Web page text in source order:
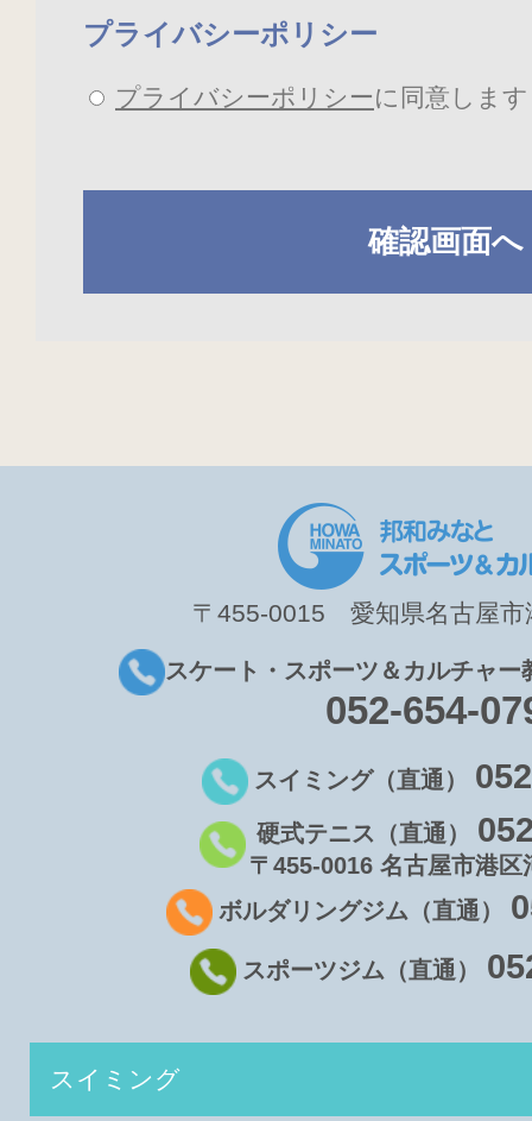
プライバシーポリシー
プライバシーポリシーに同意しま
〒455-0015 愛知県名古屋市
スケート・スポーツ＆カルチャ
052-654-
スイミング（直通）
硬式テニス（直通）
〒455-0016 名古屋市港区
ボルダリングジム（直通）
スポーツジム（直通）
スイミング